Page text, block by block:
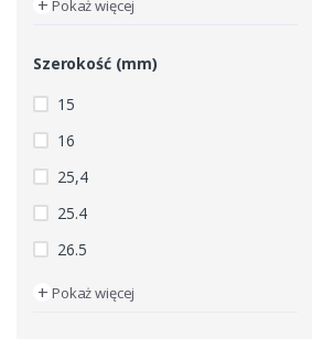
Pokaż więcej
Szerokość (mm)
15
16
25,4
25.4
26.5
+ Pokaż więcej